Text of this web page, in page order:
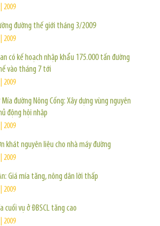
2009
đường thế giới tháng 3/2009
2009
có kế hoạch nhập khẩu 175.000 tấn đường
vào tháng 7 tới
2009
Mía đường Nông Cống: Xây dựng vùng nguyên
động hội nhập
2009
khát nguyên liệu cho nhà máy đường
2009
Giá mía tăng, nông dân lời thấp
2009
cuối vụ ở ĐBSCL tăng cao
2009